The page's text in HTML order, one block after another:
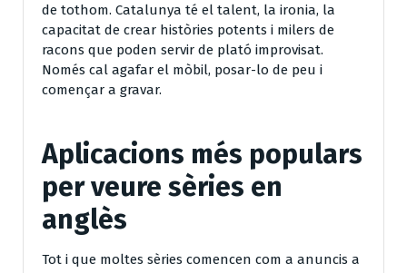
de tothom. Catalunya té el talent, la ironia, la
capacitat de crear històries potents i milers de
racons que poden servir de plató improvisat.
Només cal agafar el mòbil, posar-lo de peu i
començar a gravar.
Aplicacions més populars
per veure sèries en
anglès
Tot i que moltes sèries comencen com a anuncis a